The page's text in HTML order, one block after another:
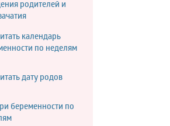
родителей и
календарь
по неделям
дату родов
беременности по